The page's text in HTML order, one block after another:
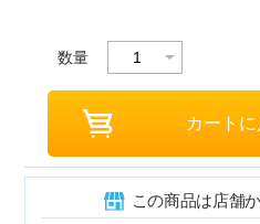
数量
この商品は店舗